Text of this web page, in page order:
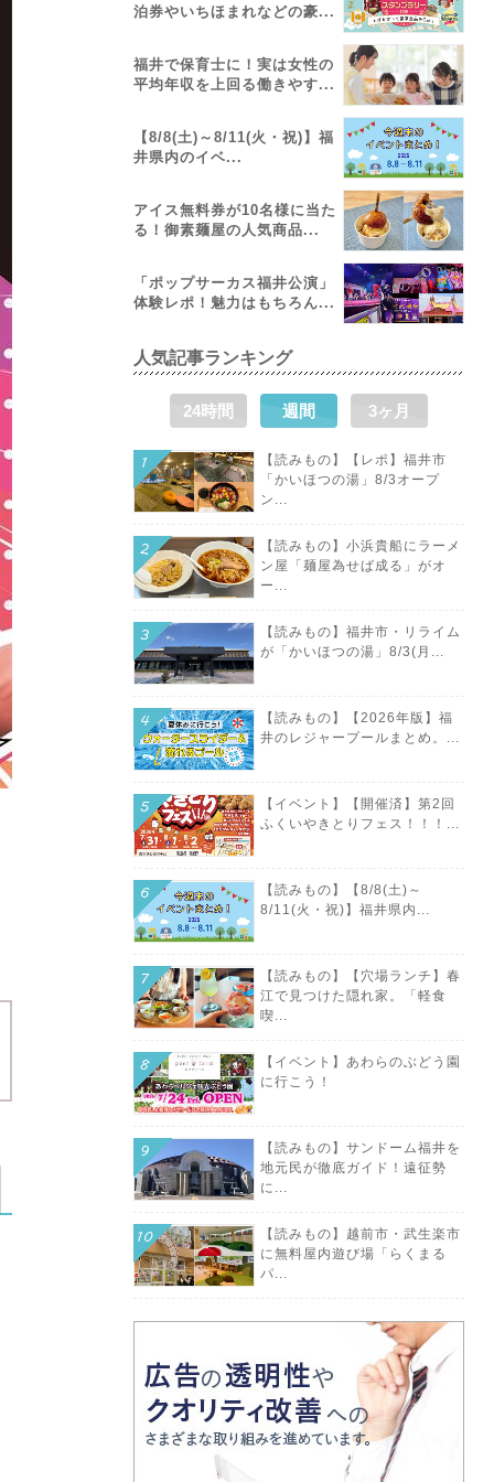
泊券やいちほまれなどの豪...
福井で保育士に！実は女性の
平均年収を上回る働きやす...
【8/8(土)～8/11(火・祝)】福
井県内のイベ...
アイス無料券が10名様に当た
る！御素麺屋の人気商品...
「ポップサーカス福井公演」
体験レポ！魅力はもちろん...
人気記事ランキング
24時間 週間 3ヶ月
【読みもの】【レポ】福井市
「かいほつの湯」8/3オープ
ン...
【読みもの】小浜貴船にラーメ
ン屋「麺屋為せば成る」がオ
ー...
【読みもの】福井市・リライム
が「かいほつの湯」8/3(月...
【読みもの】【2026年版】福
井のレジャープールまとめ。...
【イベント】【開催済】第2回
ふくいやきとりフェス！！！...
【読みもの】【8/8(土)～
8/11(火・祝)】福井県内...
【読みもの】【穴場ランチ】春
江で見つけた隠れ家。「軽食
喫...
【イベント】あわらのぶどう園
に行こう！
【読みもの】サンドーム福井を
地元民が徹底ガイド！遠征勢
に...
【読みもの】越前市・武生楽市
に無料屋内遊び場「らくまる
パ...